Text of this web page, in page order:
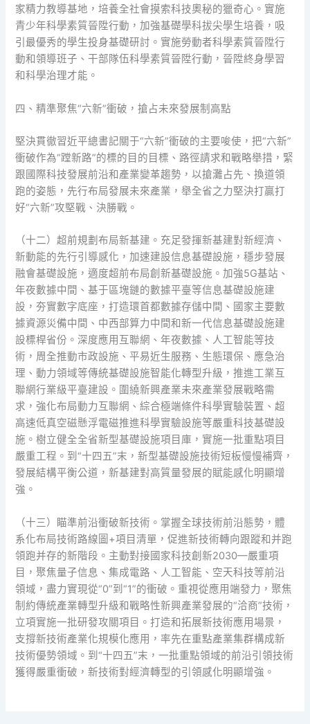
家精力教導基地，培養全社會摸索科技奧秘的獵奇心。實施
青少年科學素質晉陞行動，加強基礎學科拔尖學生培養，吸
引最優秀的學生投身基礎研討。實施勞動者科學素質晉陞行
動和領導班子、干部隊伍科學素質晉陞行動，晉陞終身學習
和科學治理才能。
四、精準聚焦“六新”衝破，搶占未來發展制高點
堅決貫徹習近平總書記關于“六新”衝破的主要唆使，把“六新”
衝破作為“蹚新路”的標的目的目標、路徑請求和戰略舉措，緊
跟國際科技發展前沿和產業變革趨勢，以搶灘占先、換道領
跑的姿態，先行布局發展未來產業，舉全省之力堅決打贏打
好“六新”攻堅戰、決勝戰。
（十二）超前規劃布局新基建。充足發揮新基建對新經濟、
新動能的先行引導感化，加速建設信息基礎設施，穩步發展
融會基礎設施，適度超前布局創新基礎設施。加強5G基站、
年夜數據中間、基于區塊鏈的數據平臺等信息基礎設施建
設，夯實數字底座，打造環首都數據存儲中間、國家主要數
據資源災備中間、中西部算力中間和新一代信息基礎設施建
設標桿省份。深度應用互聯網、年夜數據、人工智能等技
術，周全推動市政設施、平易近生服務、生態環保、應急治
理、動力領域等傳統基礎設施智能化轉型升級，推進工業互
聯網行業級平臺建設。圍繞新興產業未來產業發展戰略需
求，強化布局動力互聯網、綜合極端條件科學實驗裝置、超
高速低真空磁懸浮電磁推進科學實驗設施等嚴重科技基礎設
施。樹立健全全省新型基礎設施項目庫，實施一批重點項目
嚴重工程。到“十四五”末，新型基礎設施技術短板慢慢補齊，
發展結構平衡公道，新基建對高質量發展的賦能感化明顯增
強。
（十三）瞄準前沿衝破新技術。掌握全球技術前沿態勢，體
系化布局技術路線圖+項目清單，促進新技術轉向跟蹤和并跑
領跑并存的新階段。主動對接國家科技創新2030—嚴重項
目，聚焦量子信息、集成電路、人工智能、空天科技等前沿
領域，盡力實現從“0”到“1”的衝破。重視從應用端發力，聚焦
制約傳統產業轉型升級和戰略性新興產業發展的“洽商”技術，
立項實施一批研發攻關項目。打造和拓展新技術應用場景，
支撐新技術產業化規模化應用，率先在重點產業集群構成新
技術優勢領域。到“十四五”末，一批重點領域的前沿引領技術
獲得嚴重衝破，新技術對經濟轉型的引領感化明顯增強。